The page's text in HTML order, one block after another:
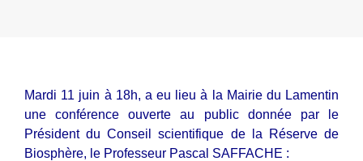
Mardi 11 juin à 18h, a eu lieu à la Mairie du Lamentin
une conférence ouverte au public donnée par le
Président du Conseil scientifique de la Réserve de
Biosphère, le Professeur Pascal SAFFACHE :